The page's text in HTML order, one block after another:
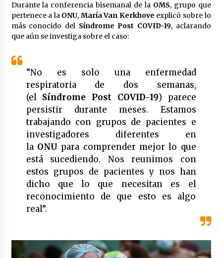
Trump anuncia acuerdo con Irán y el fin de
operaciones militares entre ambos países
2 meses atrás
2 meses atrás
México libraría posible arancel de EE.UU. en
85% de sus exportaciones
2 meses atrás
Durante la conferencia bisemanal de la OMS, grupo que
pertenece a la ONU, María Van Kerkhove explicó sobre lo
más conocido del Síndrome Post COVID-19, aclarando
que aún se investiga sobre el caso:
“No es solo una enfermedad
respiratoria de dos semanas,
(el Síndrome Post COVID-19) parece
persistir durante meses. Estamos
trabajando con grupos de pacientes e
investigadores diferentes en
la ONU para comprender mejor lo que
está sucediendo. Nos reunimos con
estos grupos de pacientes y nos han
dicho que lo que necesitan es el
reconocimiento de que esto es algo
real”.